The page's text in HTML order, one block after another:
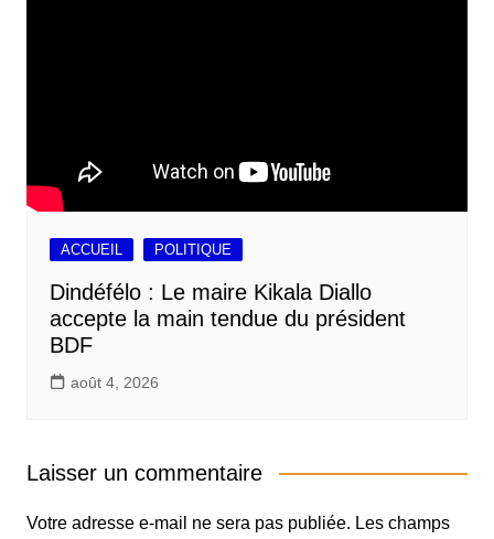
ACCUEIL POLITIQUE
Dindéfélo : Le maire Kikala Diallo
accepte la main tendue du président
BDF
août 4, 2026
Laisser un commentaire
Votre adresse e-mail ne sera pas publiée. Les champs